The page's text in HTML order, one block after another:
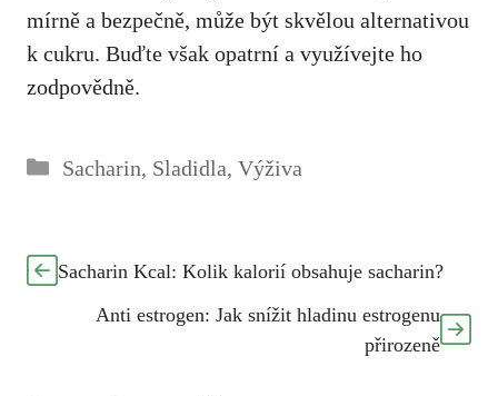
mírně a bezpečně, může‍ být skvělou alternativou
k cukru. Buďte však opatrní a využívejte ho
zodpovědně.
Rubriky
Sacharin, Sladidla, Výživa
Sacharin Kcal: Kolik kalorií obsahuje sacharin?
Anti estrogen: Jak snížit hladinu estrogenu
přirozeně